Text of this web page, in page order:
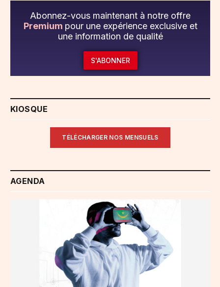
Abonnez-vous maintenant à notre offre
Premium pour une expérience exclusive et
une information de qualité
S'ABONNER
KIOSQUE
TÉLÉCHARGER NOS MENSUELS
AGENDA